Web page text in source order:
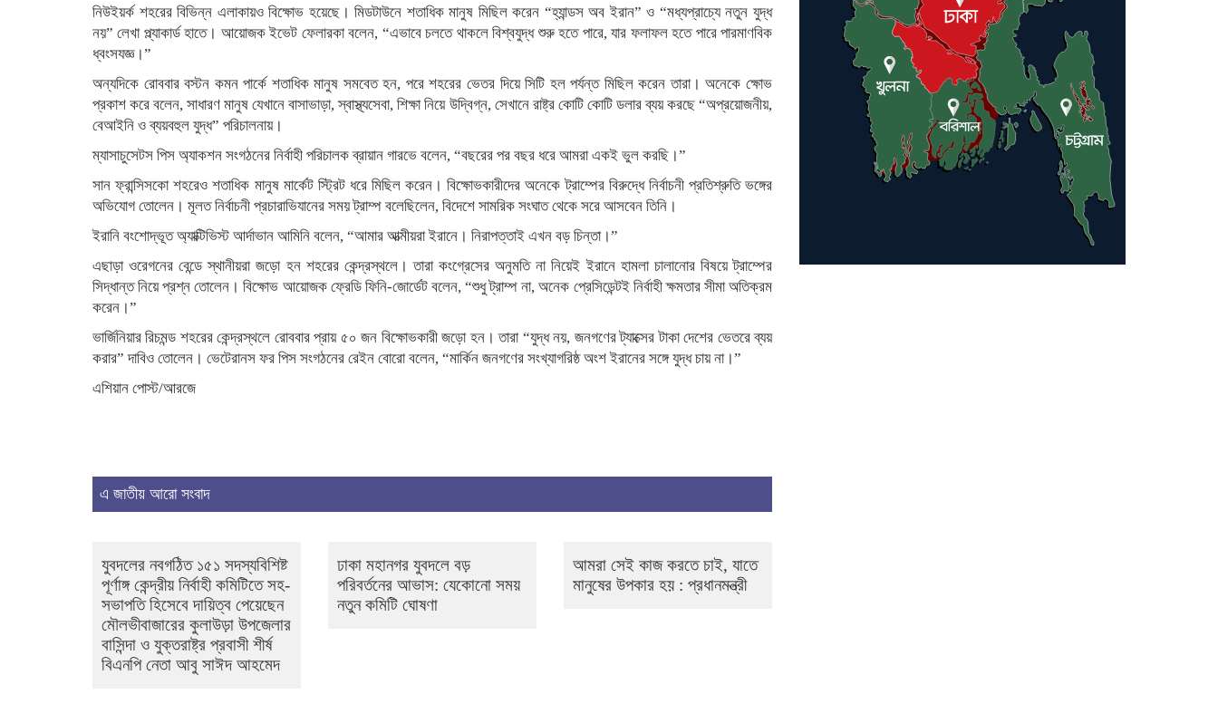
নিউইয়র্ক শহরের বিভিন্ন এলাকায়ও বিক্ষোভ হয়েছে। মিডটাউনে শতাধিক মানুষ মিছিল করেন “হ্যান্ডস অব ইরান” ও “মধ্যপ্রাচ্যে নতুন যুদ্ধ
নয়” লেখা প্ল্যাকার্ড হাতে। আয়োজক ইভেট ফেলারকা বলেন, “এভাবে চলতে থাকলে বিশ্বযুদ্ধ শুরু হতে পারে, যার ফলাফল হতে পারে পারমাণবিক
ধ্বংসযজ্ঞ।”
অন্যদিকে রোববার বস্টন কমন পার্কে শতাধিক মানুষ সমবেত হন, পরে শহরের ভেতর দিয়ে সিটি হল পর্যন্ত মিছিল করেন তারা। অনেকে ক্ষোভ
প্রকাশ করে বলেন, সাধারণ মানুষ যেখানে বাসাভাড়া, স্বাস্থ্যসেবা, শিক্ষা নিয়ে উদ্বিগ্ন, সেখানে রাষ্ট্র কোটি কোটি ডলার ব্যয় করছে “অপ্রয়োজনীয়,
বেআইনি ও ব্যয়বহুল যুদ্ধ” পরিচালনায়।
ম্যাসাচুসেটস পিস অ্যাকশন সংগঠনের নির্বাহী পরিচালক ব্রায়ান গারভে বলেন, “বছরের পর বছর ধরে আমরা একই ভুল করছি।”
সান ফ্রান্সিসকো শহরেও শতাধিক মানুষ মার্কেট স্ট্রিট ধরে মিছিল করেন। বিক্ষোভকারীদের অনেকে ট্রাম্পের বিরুদ্ধে নির্বাচনী প্রতিশ্রুতি ভঙ্গের
অভিযোগ তোলেন। মূলত নির্বাচনী প্রচারাভিযানের সময় ট্রাম্প বলেছিলেন, বিদেশে সামরিক সংঘাত থেকে সরে আসবেন তিনি।
ইরানি বংশোদ্ভূত অ্যাক্টিভিস্ট আর্দাভান আমিনি বলেন, “আমার আত্মীয়রা ইরানে। নিরাপত্তাই এখন বড় চিন্তা।”
এছাড়া ওরেগনের বেন্ডে স্থানীয়রা জড়ো হন শহরের কেন্দ্রস্থলে। তারা কংগ্রেসের অনুমতি না নিয়েই ইরানে হামলা চালানোর বিষয়ে ট্রাম্পের
সিদ্ধান্ত নিয়ে প্রশ্ন তোলেন। বিক্ষোভ আয়োজক ফ্রেডি ফিনি-জোর্ডেট বলেন, “শুধু ট্রাম্প না, অনেক প্রেসিডেন্টই নির্বাহী ক্ষমতার সীমা অতিক্রম
করেন।”
ভার্জিনিয়ার রিচমন্ড শহরের কেন্দ্রস্থলে রোববার প্রায় ৫০ জন বিক্ষোভকারী জড়ো হন। তারা “যুদ্ধ নয়, জনগণের ট্যাক্সের টাকা দেশের ভেতরে ব্যয়
করার” দাবিও তোলেন। ভেটেরানস ফর পিস সংগঠনের রেইন বোরো বলেন, “মার্কিন জনগণের সংখ্যাগরিষ্ঠ অংশ ইরানের সঙ্গে যুদ্ধ চায় না।”
এশিয়ান পোস্ট/আরজে
এ জাতীয় আরো সংবাদ
যুবদলের নবগঠিত ১৫১ সদস্যবিশিষ্ট
পূর্ণাঙ্গ কেন্দ্রীয় নির্বাহী কমিটিতে সহ-
সভাপতি হিসেবে দায়িত্ব পেয়েছেন
মৌলভীবাজারের কুলাউড়া উপজেলার
বাসিন্দা ও যুক্তরাষ্ট্র প্রবাসী শীর্ষ
বিএনপি নেতা আবু সাঈদ আহমেদ
ঢাকা মহানগর যুবদলে বড়
পরিবর্তনের আভাস: যেকোনো সময়
নতুন কমিটি ঘোষণা
আমরা সেই কাজ করতে চাই, যাতে
মানুষের উপকার হয় : প্রধানমন্ত্রী
হরমুজ প্রণালী সুরক্ষায় মিত্ররা সাহায্য
না করলে ন্যাটোর ভবিষ্যৎ খারাপ হবে:
ট্রাম্প